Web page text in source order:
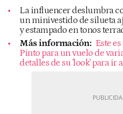
La influencer deslumbra
un minivestido de silueta
y estampado en tonos
Más información: Este
Pinto para un vuelo de
detalles de su 'look' para ir